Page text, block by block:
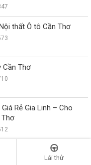
thất Ô tô Cần Thơ
Cần Thơ
Rẻ Gia Linh – Cho
Thơ
Thơ - Minh Thư
Lái thử